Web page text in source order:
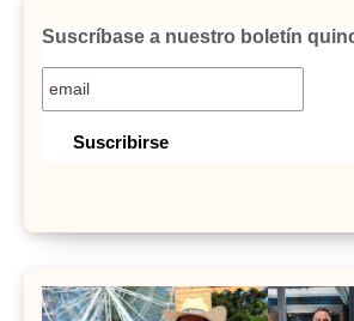
Suscríbase a nuestro boletín